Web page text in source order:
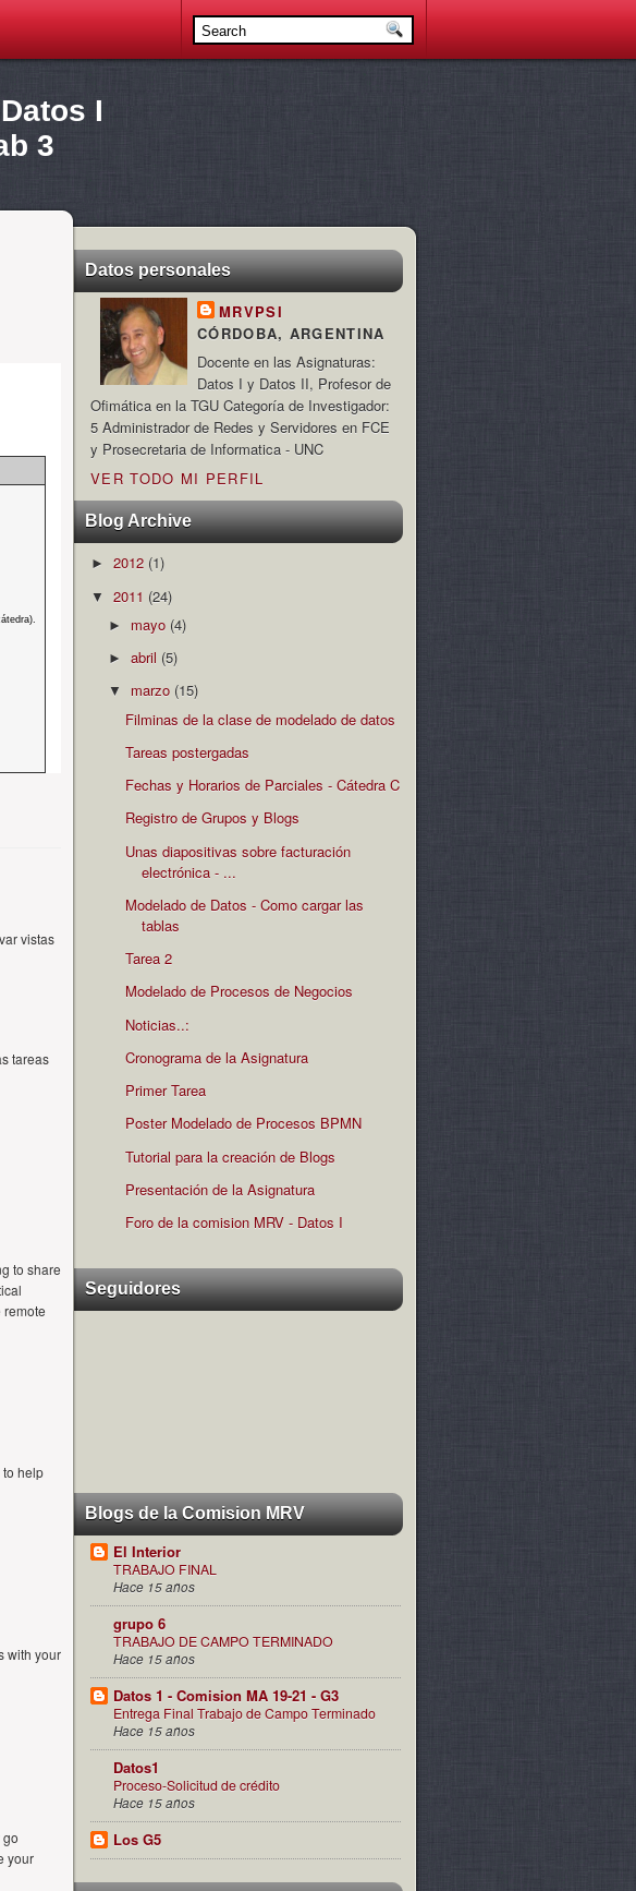
I
3
vistas
tareas
to share
help
with your
your
Datos personales
MRVPSI
CÓRDOBA, ARGENTINA
Docente en las Asignaturas:
Datos I y Datos II, Profesor de
Ofimática en la TGU Categoría de Investigador:
5 Administrador de Redes y Servidores en FCE
y Prosecretaria de Informatica - UNC
VER TODO MI PERFIL
Blog Archive
► 2012 (1)
▼ 2011 (24)
► mayo (4)
► abril (5)
▼ marzo (15)
Filminas de la clase de modelado de datos
Tareas postergadas
Fechas y Horarios de Parciales - Cátedra C
Registro de Grupos y Blogs
Unas diapositivas sobre facturación
electrónica - ...
Modelado de Datos - Como cargar las
tablas
Tarea 2
Modelado de Procesos de Negocios
Noticias..:
Cronograma de la Asignatura
Primer Tarea
Poster Modelado de Procesos BPMN
Tutorial para la creación de Blogs
Presentación de la Asignatura
Foro de la comision MRV - Datos I
Seguidores
Blogs de la Comision MRV
El Interior
TRABAJO FINAL
Hace 15 años
grupo 6
TRABAJO DE CAMPO TERMINADO
Hace 15 años
Datos 1 - Comision MA 19-21 - G3
Entrega Final Trabajo de Campo Terminado
Hace 15 años
Datos1
Proceso-Solicitud de crédito
Hace 15 años
Los G5